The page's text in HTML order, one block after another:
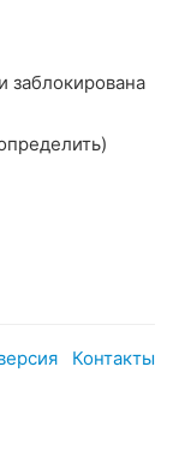
заблокирована
Контакты